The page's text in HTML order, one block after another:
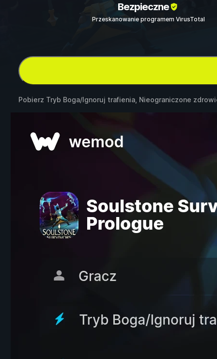
Bezpieczne
Przeskanowanie programem VirusTotal
Pobierz Tryb Boga/Ignoruj trafienia, Nieograniczone